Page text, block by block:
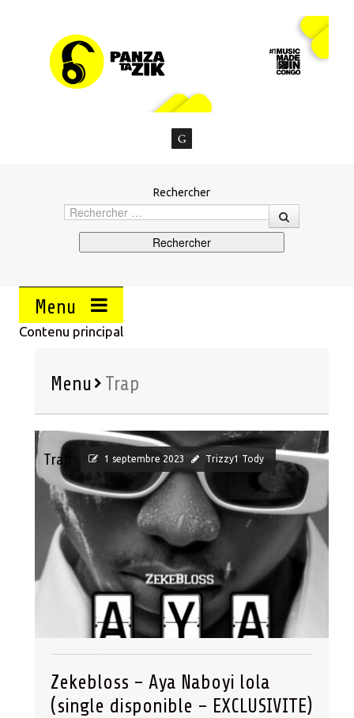
Rechercher
Menu
Contenu principal
Menu Trap
Trap 1 septembre 2023 Trizzy1 Tody
Zekebloss – Aya Naboyi lola
(single disponible – EXCLUSIVITE)